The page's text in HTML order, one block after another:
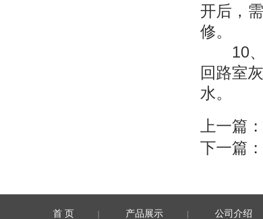
开后，
修。
10、
回路室
水。
上一篇：
下一篇：
首 页 | 产品展示 | 公司介绍